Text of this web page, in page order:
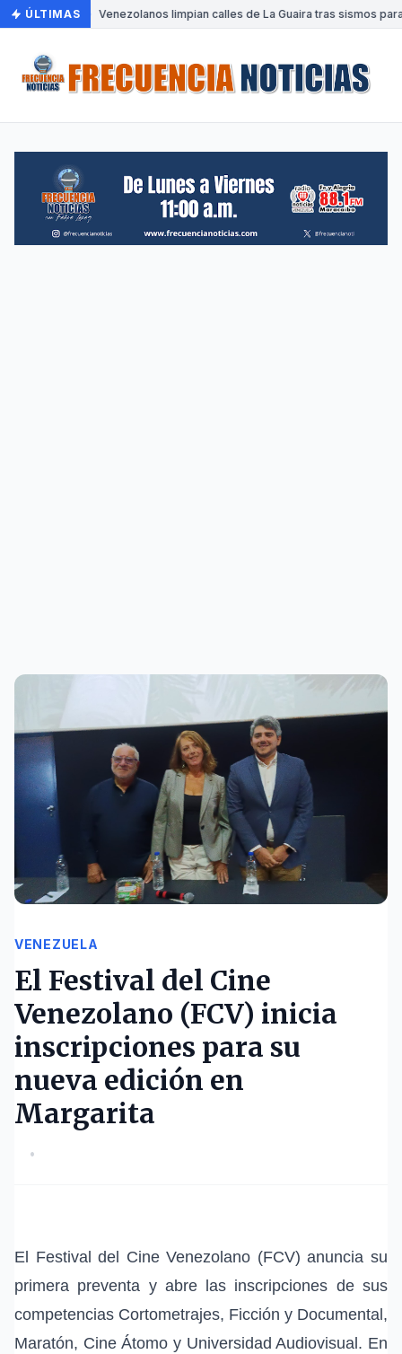
ÚLTIMAS Venezolanos limpian calles de La Guaira tras sismos
VENEZUELA
El Festival del Cine
Venezolano (FCV) inicia
inscripciones para su
nueva edición en
Margarita
•
El Festival del Cine Venezolano (FCV) anuncia su
primera preventa y abre las inscripciones de sus
competencias Cortometrajes, Ficción y Documental,
Maratón, Cine Átomo y Universidad Audiovisual. En